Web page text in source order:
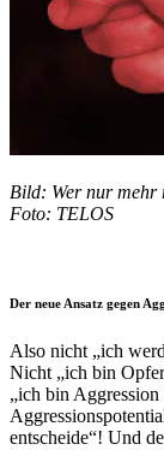
Bild: Wer nur mehr
Foto: TELOS
Der neue Ansatz gegen
Also nicht „ich
Nicht „ich bin
„ich bin Aggression
entscheide“! Und